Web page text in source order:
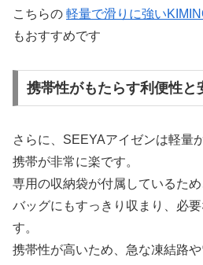
こちらの 軽量で滑りに強い
もおすすめです
携帯性がもたらす利便性と
さらに、SEEYAアイゼンは軽量
携帯が非常に楽です。
専用の収納袋が付属しているた
バッグにもすっきり収まり、必
す。
携帯性が高いため、急な凍結路